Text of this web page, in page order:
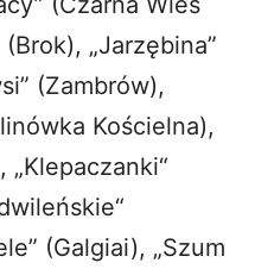
„Jarzębina”
(Zambrów),
Kościelna),
„Klepaczanki“
(Galgiai), „Szum